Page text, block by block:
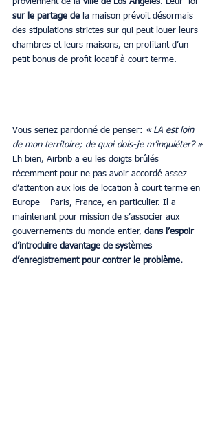
sur le partage de la maison prévoit désormais
des stipulations strictes sur qui peut louer leurs
chambres et leurs maisons, en profitant d’un
petit bonus de profit locatif à court terme.
Vous seriez pardonné de penser: « LA est loin
de mon territoire; de quoi dois-je m’inquiéter? »
Eh bien, Airbnb a eu les doigts brûlés
récemment pour ne pas avoir accordé assez
d’attention aux lois de location à court terme en
Europe – Paris, France, en particulier. Il a
maintenant pour mission de s’associer aux
gouvernements du monde entier, dans l’espoir
d’introduire davantage de systèmes
d’enregistrement pour contrer le problème.